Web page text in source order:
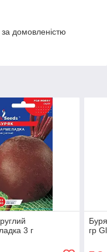
домовленістю
3 г
гр